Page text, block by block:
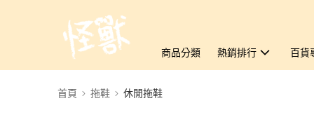
商品分類 熱銷排行 百貨
首頁 拖鞋 休閒拖鞋